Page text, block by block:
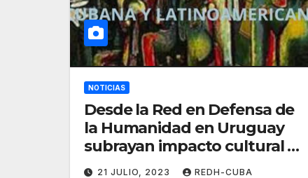
NOTICIAS
Desde la Red en Defensa de
la Humanidad en Uruguay
subrayan impacto cultural de
la Revolución Cubana
21 JULIO, 2023 REDH-CUBA